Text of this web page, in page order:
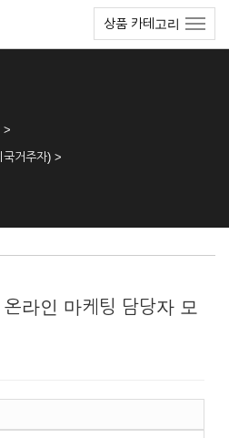
상품 카테고리
>
거주자) >
라인 마케팅 담당자 모